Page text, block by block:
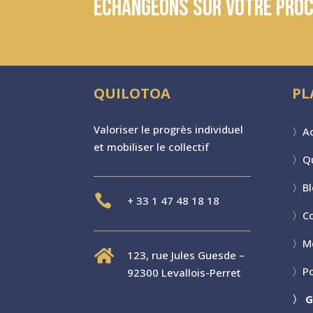
Echangeons sur votre
QUILOTOA
Valoriser le progrès individuel
et mobiliser le collectif
 + 33 1 47 48 18 18

123, rue Jules Guesde –
92300 Levallois-Perret
〉
〉
〉
〉
〉
〉
〉